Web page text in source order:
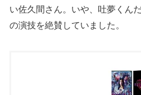
い佐久間さん。いや、吐夢くん
の演技を絶賛していました。